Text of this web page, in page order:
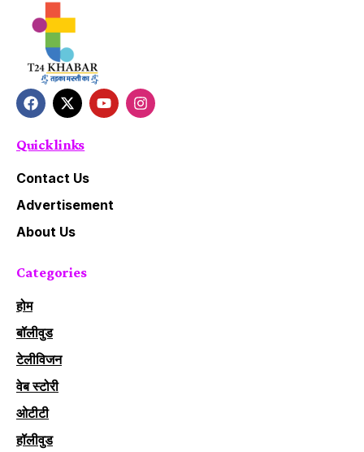
Quick links
Contact Us
Advertisement
About Us
Categories
होम
बॉलीवुड
टेलीविजन
वेब स्टोरी
ओटीटी
हॉलीवुड